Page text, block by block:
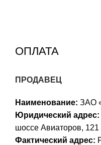
ОПЛАТА
ПРОДАВЕЦ
Наименование: ЗАО
Юридический адрес:
шоссе Авиаторов, 121
Фактический адрес: